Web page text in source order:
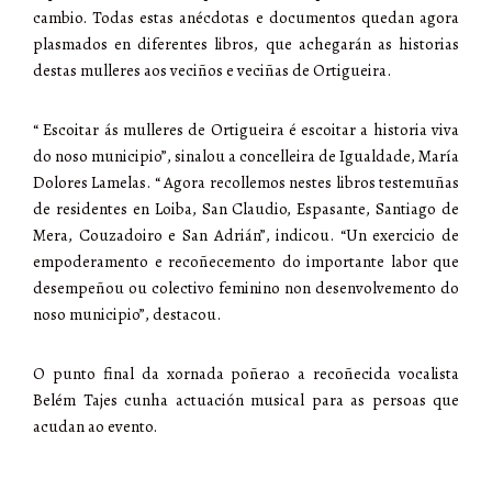
cambio. Todas estas anécdotas e documentos quedan agora
plasmados en diferentes libros, que achegarán as historias
destas mulleres aos veciños e veciñas de Ortigueira.
“ Escoitar ás mulleres de Ortigueira é escoitar a historia viva
do noso municipio”, sinalou a concelleira de Igualdade, María
Dolores Lamelas. “ Agora recollemos nestes libros testemuñas
de residentes en Loiba, San Claudio, Espasante, Santiago de
Mera, Couzadoiro e San Adrián”, indicou. “Un exercicio de
empoderamento e recoñecemento do importante labor que
desempeñou ou colectivo feminino non desenvolvemento do
noso municipio”, destacou.
O punto final da xornada poñerao a recoñecida vocalista
Belém Tajes cunha actuación musical para as persoas que
acudan ao evento.